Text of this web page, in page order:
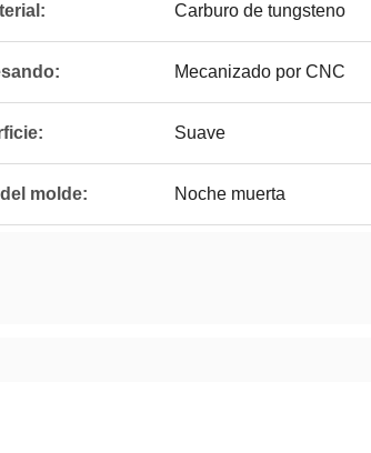
Carburo de tungsteno
Mecanizado por CNC
Suave
molde: Noche muerta